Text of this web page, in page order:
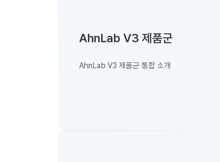
AhnLab V3 제품군
AhnLab V3 제품군 통합 소개